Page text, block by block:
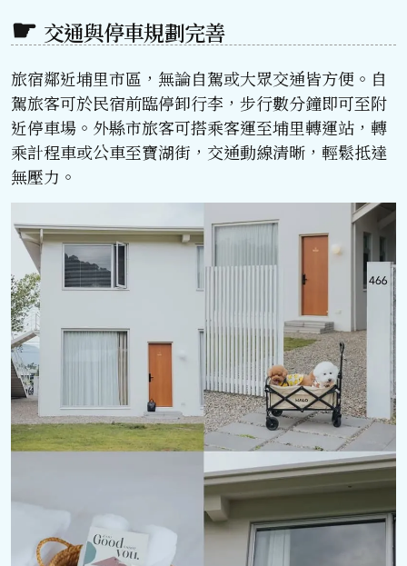
交通與停車規劃完善
旅宿鄰近埔里市區，無論自駕或大眾交通皆方便。自
駕旅客可於民宿前臨停卸行李，步行數分鐘即可至附
近停車場。外縣市旅客可搭乘客運至埔里轉運站，轉
乘計程車或公車至寶湖街，交通動線清晰，輕鬆抵達
無壓力。